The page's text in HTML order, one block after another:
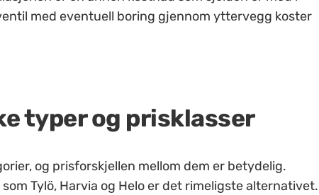
med eventuell boring gjennom yttervegg koster
typer og prisklasser
og prisforskjellen mellom dem er betydelig.
Tylö, Harvia og Helo er det rimeligste alternativet.